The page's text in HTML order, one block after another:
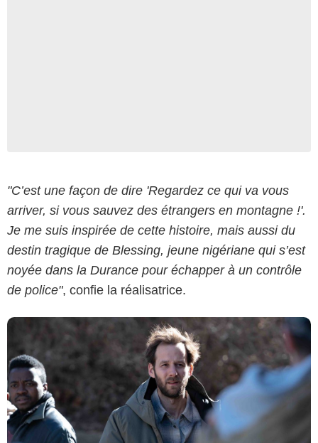
"C’est une façon de dire 'Regardez ce qui va vous
arriver, si vous sauvez des étrangers en montagne !'.
Je me suis inspirée de cette histoire, mais aussi du
destin tragique de Blessing, jeune nigériane qui s’est
noyée dans la Durance pour échapper à un contrôle
de police", confie la réalisatrice.